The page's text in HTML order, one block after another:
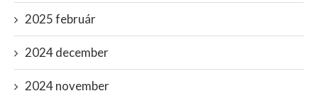
2025 február
2024 december
2024 november